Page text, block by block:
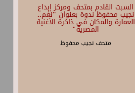
السبت القادم بمتحف ومركز إبداع
نجيب محفوظ ندوة بعنوان "نغم..
العمارة والمكان في ذاكرة الأغنية
المصرية"
متحف نجيب محفوظ